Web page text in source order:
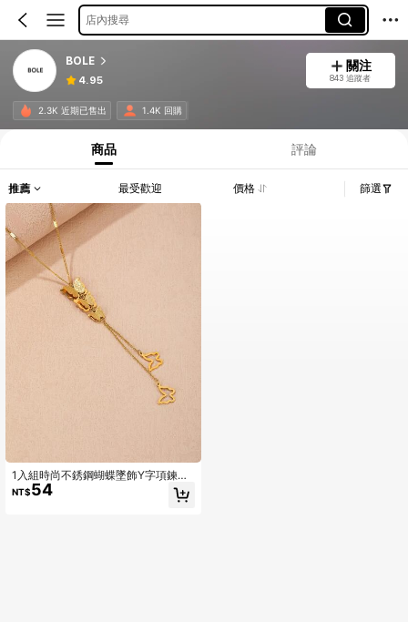
店內搜尋
BOLE
4.95
關注
843 追蹤者
2.3K 近期已售出 1.4K 回購
商品 評論
推薦 最受歡迎 價格 篩選
1入組時尚不銹鋼蝴蝶墜飾Y字項鍊適
合女士適用於禮品
NT$54